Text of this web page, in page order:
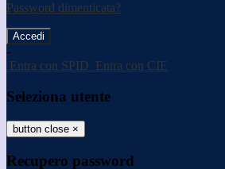
Password dimenticata?
-
Entra con SPID Entra con CIE
Seleziona utente
button close ×
Recupero password